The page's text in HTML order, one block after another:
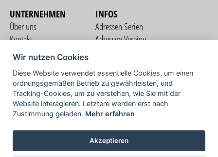
UNTERNEHMEN
Über uns
Kontakt
Nutzungsbedingungen
Datenschutzerklärung
Impressum
INFOS
Adressen Serien
Adressen Vereine
COMMUNITY
TV
Wir nutzen Cookies
Diese Website verwendet essentielle Cookies, um einen
ordnungsgemäßen Betrieb zu gewährleisten, und
Tracking-Cookies, um zu verstehen, wie Sie mit der
Website interagieren. Letztere werden erst nach
Zustimmung geladen. Mehr erfahren
Akzeptieren